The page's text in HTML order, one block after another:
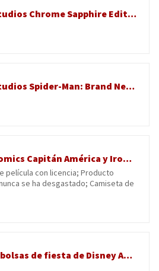
Marvel Studios Chrome Sapphire Edition Hobby Box - Refractores cromados, autos, estrellas MCU
Marvel Studios Spider-Man: Brand New Day, Savage Hulk Máscara electrónica parlante, Juguete para juego de rol, Máscara para disfraz de superhéroe y juguetes para niños, Edad: 5+
Marvel Comics Capitán América y Iron Man Comic Cover - Camiseta para hombre, color negro, Negro -, X-Large
película con licencia; Producto
se ha desgastado; Camiseta de
Procos 6 bolsas de fiesta de Disney Avengers Marvel para fiestas de cumpleaños infantiles con asas de transporte, 17 x 25 cm, hechas de película de plástico, bolsas de regalo para decoración de